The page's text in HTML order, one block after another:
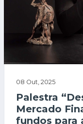
08 Out, 2025
Palestra
Mercado
fundos para